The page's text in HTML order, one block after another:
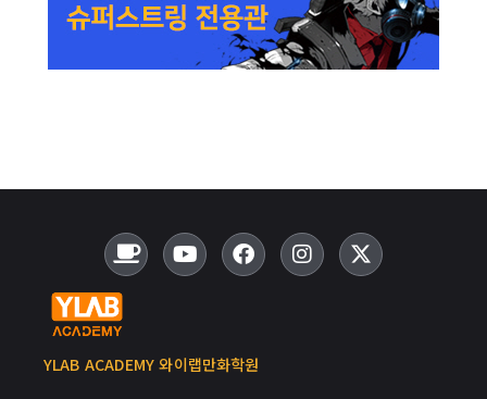
YLAB ACADEMY 와이랩만화학원